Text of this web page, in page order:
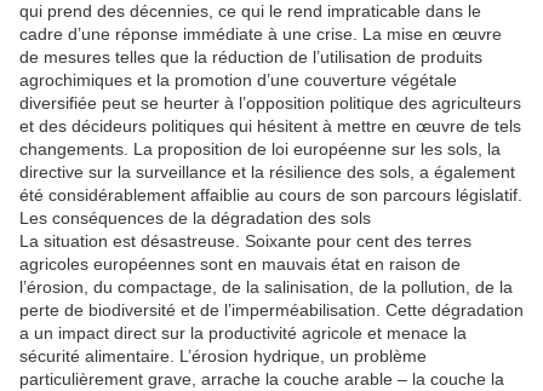
qui prend des décennies, ce qui le rend impraticable dans le
cadre d’une réponse immédiate à une crise. La mise en œuvre
de mesures telles que la réduction de l’utilisation de produits
agrochimiques et la promotion d’une couverture végétale
diversifiée peut se heurter à l’opposition politique des agriculteurs
et des décideurs politiques qui hésitent à mettre en œuvre de tels
changements. La proposition de loi européenne sur les sols, la
directive sur la surveillance et la résilience des sols, a également
été considérablement affaiblie au cours de son parcours législatif.
Les conséquences de la dégradation des sols
La situation est désastreuse. Soixante pour cent des terres
agricoles européennes sont en mauvais état en raison de
l’érosion, du compactage, de la salinisation, de la pollution, de la
perte de biodiversité et de l’imperméabilisation. Cette dégradation
a un impact direct sur la productivité agricole et menace la
sécurité alimentaire. L’érosion hydrique, un problème
particulièrement grave, arrache la couche arable – la couche la